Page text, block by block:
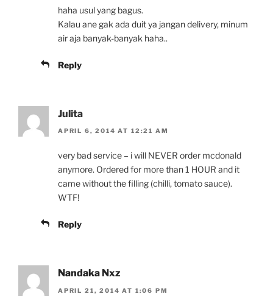
haha usul yang bagus.
Kalau ane gak ada duit ya jangan delivery, minum
air aja banyak-banyak haha..
Reply
Julita
APRIL 6, 2014 AT 12:21 AM
very bad service – i will NEVER order mcdonald
anymore. Ordered for more than 1 HOUR and it
came without the filling (chilli, tomato sauce).
WTF!
Reply
Nandaka Nxz
APRIL 21, 2014 AT 1:06 PM